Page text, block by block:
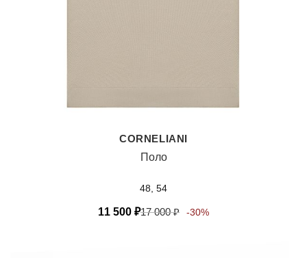
CORNELIANI
Поло
48, 54
11 500 ₽17 000₽ -30%